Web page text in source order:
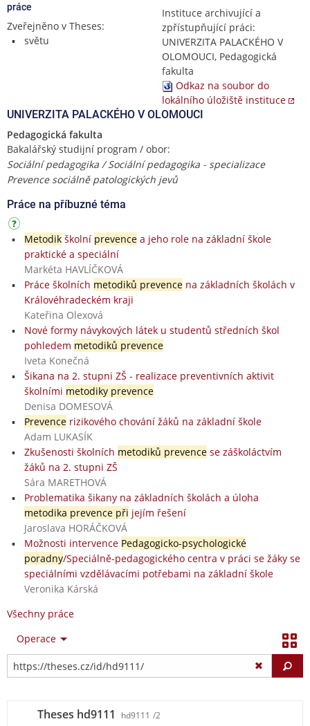
práce
Zveřejněno v Theses:
světu
Instituce archivující a
zpřístupňující práci:
UNIVERZITA PALACKÉHO V
OLOMOUCI, Pedagogická
fakulta
Odkaz na soubor do
lokálního úložiště instituce
UNIVERZITA PALACKÉHO V OLOMOUCI
Pedagogická fakulta
Bakalářský studijní program / obor:
Sociální pedagogika / Sociální pedagogika - specializace
Prevence sociálně patologických jevů
Práce na příbuzné téma
Metodikškolní prevencea jeho role na základní škole
praktické a speciální
Markéta HAVLÍČKOVÁ
Práce školních metodiků prevencena základních školách v
Královéhradeckém kraji
Kateřina Olexová
Nové formy návykových látek u studentů středních škol
pohledem metodiků prevence
Iveta Konečná
Šikana na 2. stupni ZŠ - realizace preventivních aktivit
školními metodiky prevence
Denisa DOMESOVÁ
Prevencerizikového chování žáků na základní škole
Adam LUKASÍK
Zkušenosti školních metodiků prevencese záškoláctvím
žáků na 2. stupni ZŠ
Sára MARETHOVÁ
Problematika šikany na základních školách a úloha
metodika prevence při jejím řešení
Jaroslava HORÁČKOVÁ
Možnosti intervence Pedagogicko-psychologické
poradny/Speciálně-pedagogického centra v práci se žáky se
speciálními vzdělávacími potřebami na základní škole
Veronika Kárská
Všechny práce
Operace
Theses hd9111 hd9111 /2